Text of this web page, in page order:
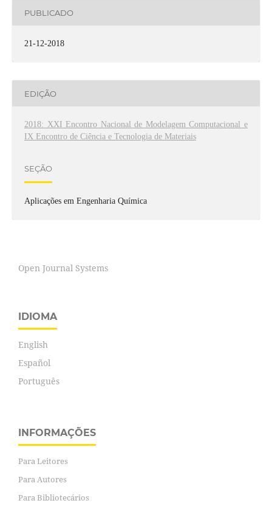
PUBLICADO
21-12-2018
EDIÇÃO
2018: XXI Encontro Nacional de Modelagem Computacional e
IX Encontro de Ciência e Tecnologia de Materiais
SEÇÃO
Aplicações em Engenharia Química
Open Journal Systems
IDIOMA
English
Español
Português
INFORMAÇÕES
Para Leitores
Para Autores
Para Bibliotecários